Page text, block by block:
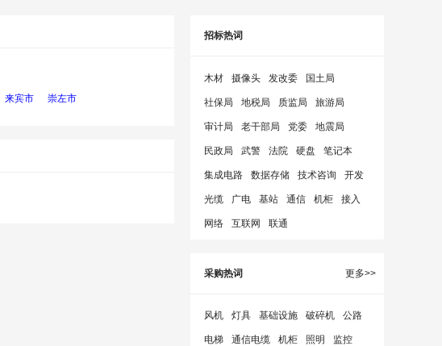
来宾市 崇左市
招标热词
木材 摄像头 发改委 国土局
社保局 地税局 质监局 旅游局
审计局 老干部局 党委 地震局
民政局 武警 法院 硬盘 笔记本
集成电路 数据存储 技术咨询 开发
光缆 广电 基站 通信 机柜 接入
网络 互联网 联通
采购热词 更多>>
风机 灯具 基础设施 破碎机 公路
电梯 通信电缆 机柜 照明 监控